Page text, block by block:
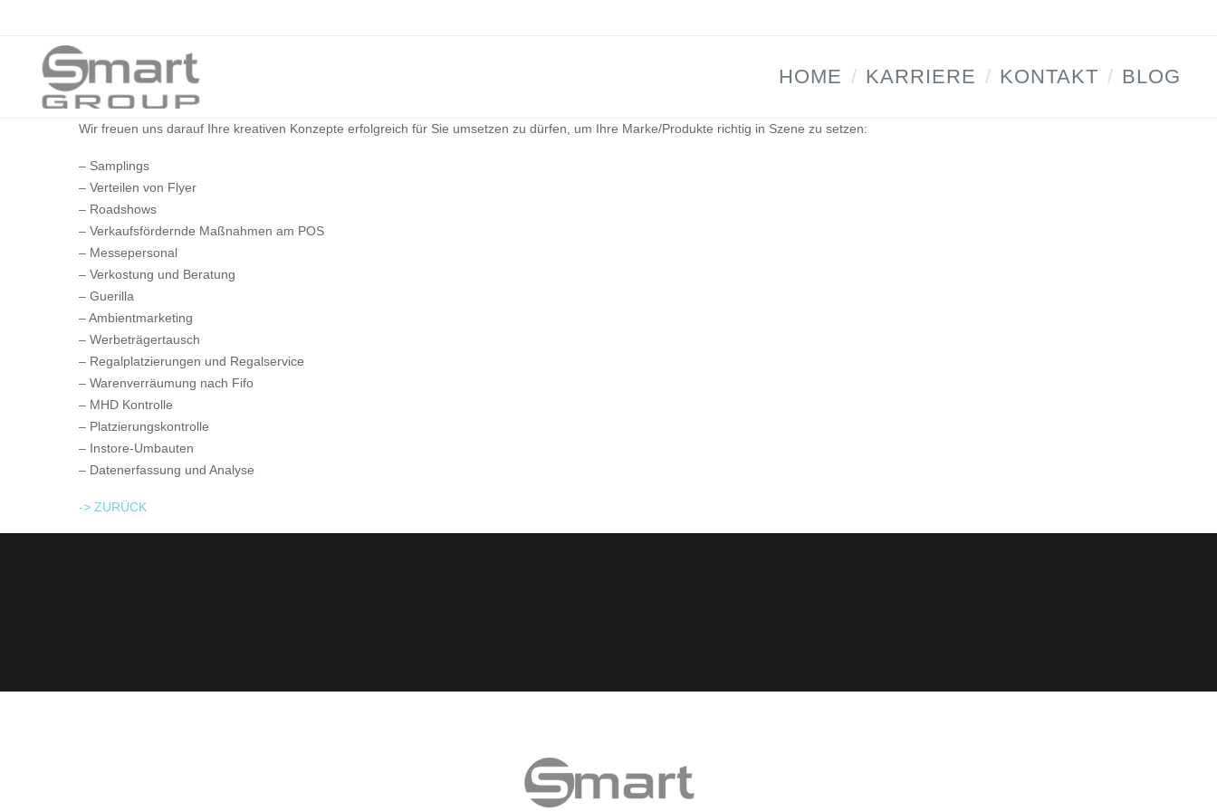
HOME / KARRIERE / KONTAKT / BLOG
Wir freuen uns darauf Ihre kreativen Konzepte erfolgreich für Sie umsetzen zu dürfen, um Ihre Marke/Produkte richtig in Szene zu setzen:
– Samplings
– Verteilen von Flyer
– Roadshows
– Verkaufsfördernde Maßnahmen am POS
– Messepersonal
– Verkostung und Beratung
– Guerilla
– Ambientmarketing
– Werbeträgertausch
– Regalplatzierungen und Regalservice
– Warenverräumung nach Fifo
– MHD Kontrolle
– Platzierungskontrolle
– Instore-Umbauten
– Datenerfassung und Analyse
-> ZURÜCK